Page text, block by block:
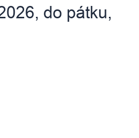
do pátku,